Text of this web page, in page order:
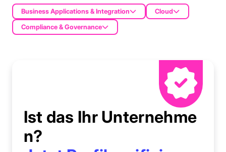
Business Applications & Integration
Cloud
Compliance & Governance
Ist das Ihr Unternehme
n?